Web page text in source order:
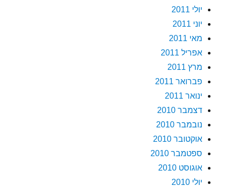
יולי 2011
יוני 2011
מאי 2011
אפריל 2011
מרץ 2011
פברואר 2011
ינואר 2011
דצמבר 2010
נובמבר 2010
אוקטובר 2010
ספטמבר 2010
אוגוסט 2010
יולי 2010